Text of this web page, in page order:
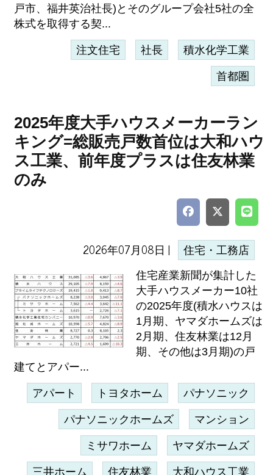
戸市、福井英治社長)とそのグループ会社5社の全
株式を取得する契...
注文住宅 社長 積水化学工業
首都圏
2025年度大手ハウスメーカーラン
キング=総販売戸数首位は大和ハウ
ス工業、前年度プラスは住友林業
のみ
2026年07月08日 | 住宅・工務店
住宅産業新聞が集計した
大手ハウスメーカー10社
の2025年度(積水ハウスは
1月期、ヤマダホームズは
2月期、住友林業は12月
期、その他は3月期)の戸
建てとアパー...
アパート トヨタホーム パナソニック
パナソニックホームズ マンション
ミサワホーム ヤマダホームズ
三井ホーム 住友林業 大和ハウス工業